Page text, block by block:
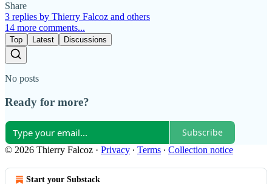
Share
3 replies by Thierry Falcoz and others
14 more comments...
Top Latest Discussions
No posts
Ready for more?
Subscribe
© 2026 Thierry Falcoz · Privacy ∙ Terms ∙ Collection notice
Start your Substack